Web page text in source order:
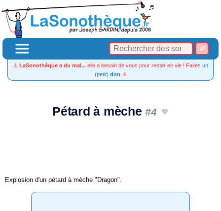
⚠️ LaSonothèque a du mal... elle a besoin de vous pour rester en vie ! Faites un
(petit) don ⚠️
Pétard à mèche#4
Explosion d'un pétard à mèche "Dragon".